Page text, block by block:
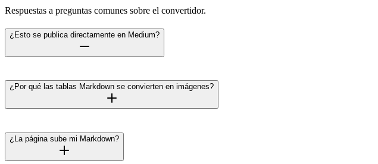
Respuestas a preguntas comunes sobre el convertidor.
¿Esto se publica directamente en Medium?
¿Por qué las tablas Markdown se convierten en imágenes?
¿La página sube mi Markdown?